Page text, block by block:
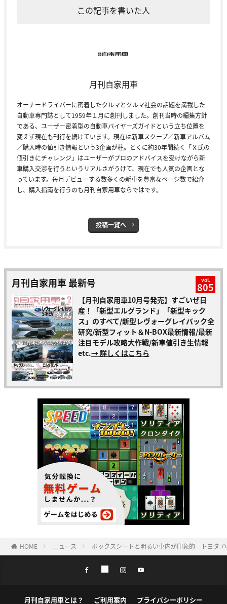
この記事を書いた人
月刊自家用車
オーナードライバーに密着したクルマとクルマ社会の話題を満載した
自動車専門誌として1959年１月に創刊しました。創刊当時の編集方針
である、ユーザー密着型の自動車バイヤーズガイドという立ち位置を
変えず現在も刊行を続けています。現在は新車スクープ／新車アルバム
／購入時の値引き情報という3企画が柱。とくに約30年間続く「Ｘ氏の
値引きにチャレンジ」はユーザーがプロのアドバイスを受けながら新
車購入交渉を行うというリアルさがうけて、現在でも人気の企画とな
っています。毎月デビューする数多くの新車を豊富なページ数で紹介
し、購入指南を行うのも月刊自家用車ならではです。
投稿一覧へ
月刊自家用車 最新号 vol.
805
【月刊自家用車10月号発売】すごいぜ日
産！「新型エルグランド」「新型キック
ス」のすべて/新型レヴォーグレイバック全
研究/新型フィット＆N-BOX最新情報/最新
注目モデル攻略大作戦/新車値引き生情報
etc.→ 詳しくはこちら
HOME ニュース ボックスシートと明るい車内が印象的 トヨタ
月刊自家用車とは？ ご利用案内 プライバシーポリシー